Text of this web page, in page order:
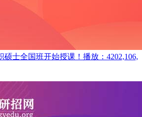
士全国班开始授课！ 播放：4202,106,